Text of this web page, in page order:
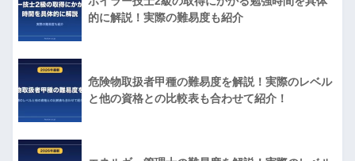
的に解説！実際の難易度も紹介
危険物取扱者甲種の難易度を解説！実際のレベル
と他の資格との比較表も合わせて紹介！